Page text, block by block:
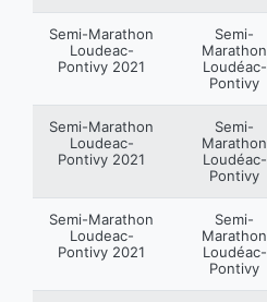
Semi-Marathon
Loudeac-
Pontivy 2021
Semi-
Marathon
Loudéac-
Pontivy
Semi-Marathon
Loudeac-
Pontivy 2021
Semi-
Marathon
Loudéac-
Pontivy
Semi-Marathon
Loudeac-
Pontivy 2021
Semi-
Marathon
Loudéac-
Pontivy